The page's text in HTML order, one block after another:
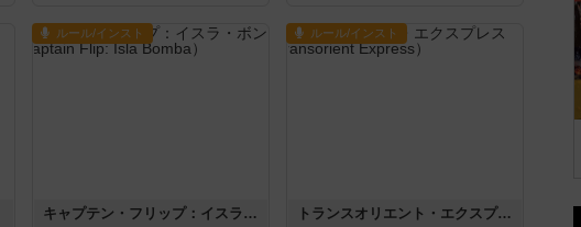
ルール/インスト
キャプテン・フリップ：イスラ・ボンバ
ルール/インスト
トランスオリエント・エクスプレス